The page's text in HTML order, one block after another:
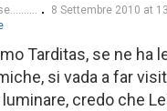
8 Settembre 2010 at
Tarditas, se ne ha
si vada a far
credo che